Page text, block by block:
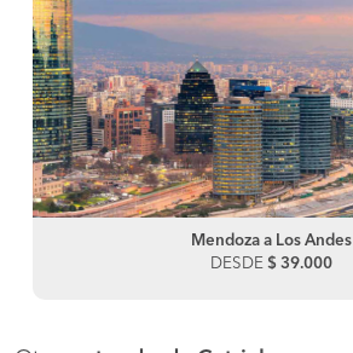
Mendoza a Los Andes
DESDE $ 39.000